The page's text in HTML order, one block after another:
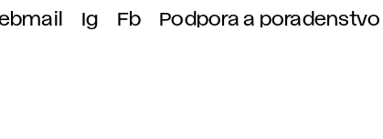
Ig Fb Podpora a poradenstvo